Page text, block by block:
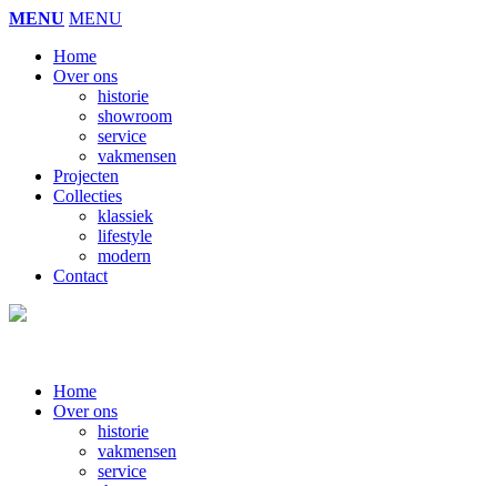
MENU MENU
Home
Over ons
historie
showroom
service
vakmensen
Projecten
Collecties
klassiek
lifestyle
modern
Contact
Home
Over ons
historie
vakmensen
service